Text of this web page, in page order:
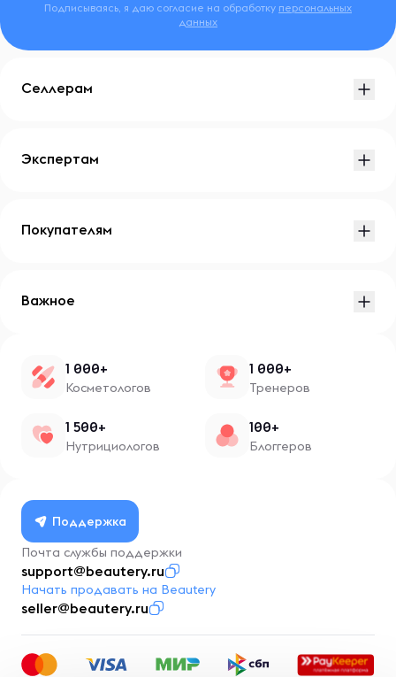
Подписываясь, я даю согласие на обработку персональных
данных
Селлерам
Экспертам
Покупателям
Важное
1 000+
Косметологов
1 000+
Тренеров
1 500+
Нутрициологов
100+
Блоггеров
Поддержка
Почта службы поддержки
support@beautery.ru
Начать продавать на Beautery
seller@beautery.ru